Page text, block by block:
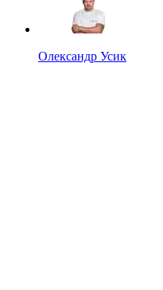
Олександр Усик